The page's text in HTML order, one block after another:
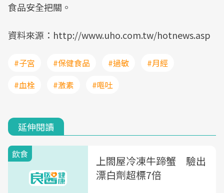
食品安全把關。
資料來源：http://www.uho.com.tw/hotnews.asp
#子宮 #保健食品 #過敏
#月經
#血栓
#激素 #嘔吐
延伸閱讀
飲食
上閤屋冷凍牛蹄蟹 驗出
漂白劑超標7倍